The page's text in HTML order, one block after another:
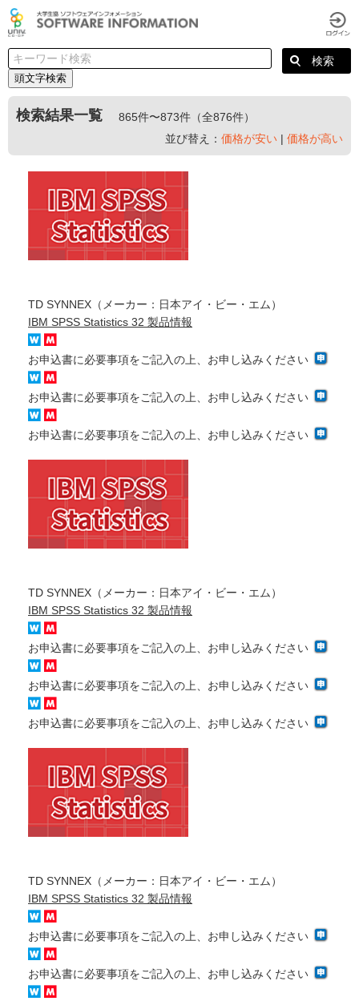
頭文字検索
検索結果一覧
865件〜873件（全876件）
並び替え： 価格が安い | 価格が高い
TD SYNNEX（メーカー：日本アイ・ビー・エム）
IBM SPSS Statistics 32 製品情報
お申込書に必要事項をご記入の上、お申し込みください
お申込書に必要事項をご記入の上、お申し込みください
お申込書に必要事項をご記入の上、お申し込みください
TD SYNNEX（メーカー：日本アイ・ビー・エム）
IBM SPSS Statistics 32 製品情報
お申込書に必要事項をご記入の上、お申し込みください
お申込書に必要事項をご記入の上、お申し込みください
お申込書に必要事項をご記入の上、お申し込みください
TD SYNNEX（メーカー：日本アイ・ビー・エム）
IBM SPSS Statistics 32 製品情報
お申込書に必要事項をご記入の上、お申し込みください
お申込書に必要事項をご記入の上、お申し込みください